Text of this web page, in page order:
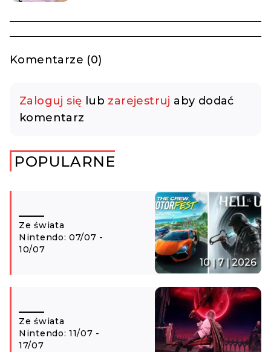
Komentarze (0)
Zaloguj się lub zarejestruj aby dodać
komentarz
POPULARNE
Ze świata
Nintendo: 07/07 -
10/07
10 | 7 | 2026
Ze świata
Nintendo: 11/07 -
17/07